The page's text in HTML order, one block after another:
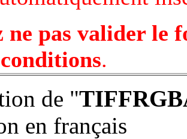
ne pas valider le
.
de "
en français